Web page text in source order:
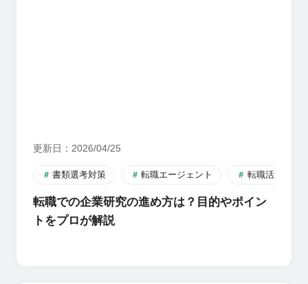
更新日 2026/04/25
書類選考対策 転職エージェント 転職活動のす
転職での企業研究の進め方は？目的やポイン
トをプロが解説